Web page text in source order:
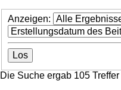
Anzeigen:
Die Suche ergab 105 Treffer